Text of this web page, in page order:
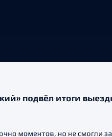
подвёл итоги